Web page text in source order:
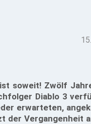
soweit! Zwölf
Diablo 3
erwarteten,
der Vergangenheit